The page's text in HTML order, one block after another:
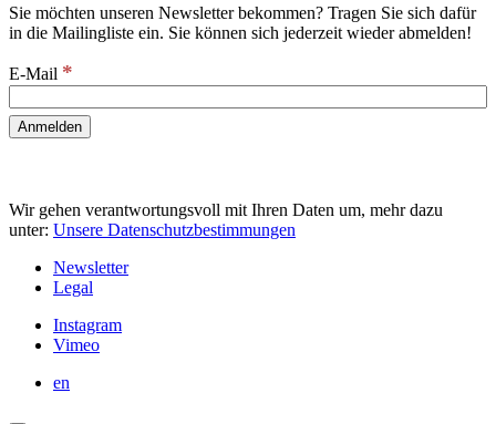
Sie möchten unseren Newsletter bekommen? Tragen Sie sich dafür
in die Mailingliste ein. Sie können sich jederzeit wieder abmelden!
E-Mail *
Wir gehen verantwortungsvoll mit Ihren Daten um, mehr dazu
unter: Unsere Datenschutzbestimmungen
Newsletter
Legal
Instagram
Vimeo
en